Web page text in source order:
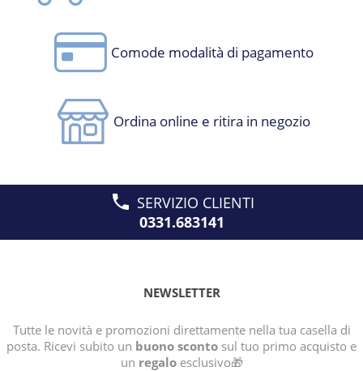
Comode modalità di pagamento
Ordina online e ritira in negozio
SERVIZIO CLIENTI
0331.683141
NEWSLETTER
Tutte le novità e promozioni direttamente nella tua casella di
posta. Ricevi subito un buono sconto sul tuo primo acquisto e
un regaloesclusivo🎁